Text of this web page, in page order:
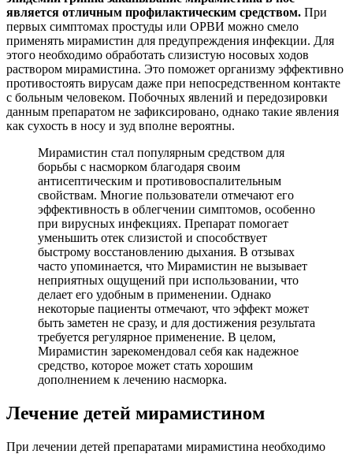
является отличным профилактическим средством. При
первых симптомах простуды или ОРВИ можно смело
применять мирамистин для предупреждения инфекции. Для
этого необходимо обработать слизистую носовых ходов
раствором мирамистина. Это поможет организму эффективно
противостоять вирусам даже при непосредственном контакте
с больным человеком. Побочных явлений и передозировки
данным препаратом не зафиксировано, однако такие явления
как сухость в носу и зуд вполне вероятны.
Мирамистин стал популярным средством для
борьбы с насморком благодаря своим
антисептическим и противовоспалительным
свойствам. Многие пользователи отмечают его
эффективность в облегчении симптомов, особенно
при вирусных инфекциях. Препарат помогает
уменьшить отек слизистой и способствует
быстрому восстановлению дыхания. В отзывах
часто упоминается, что Мирамистин не вызывает
неприятных ощущений при использовании, что
делает его удобным в применении. Однако
некоторые пациенты отмечают, что эффект может
быть заметен не сразу, и для достижения результата
требуется регулярное применение. В целом,
Мирамистин зарекомендовал себя как надежное
средство, которое может стать хорошим
дополнением к лечению насморка.
Лечение детей мирамистином
При лечении детей препаратами мирамистина необходимо